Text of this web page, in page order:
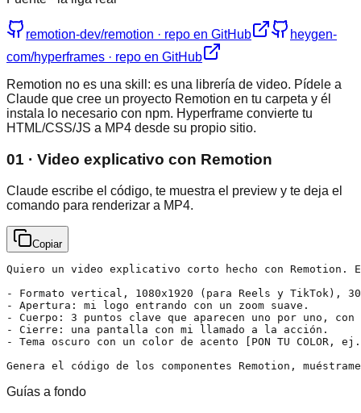
remotion-dev/remotion · repo en GitHub
heygen-
com/hyperframes · repo en GitHub
Remotion no es una skill: es una librería de video. Pídele a
Claude que cree un proyecto Remotion en tu carpeta y él
instala lo necesario con npm. Hyperframe convierte tu
HTML/CSS/JS a MP4 desde su propio sitio.
01 · Video explicativo con Remotion
Claude escribe el código, te muestra el preview y te deja el
comando para renderizar a MP4.
Copiar
Quiero un video explicativo corto hecho con Remotion.
- Formato vertical, 1080x1920 (para Reels y TikTok), 30
- Apertura: mi logo entrando con un zoom suave.
- Cuerpo: 3 puntos clave que aparecen uno por uno,
- Cierre: una pantalla con mi llamado a la acción.
- Tema oscuro con un color de acento [PON TU COLOR,
Genera el código de los componentes Remotion,
Guías a fondo